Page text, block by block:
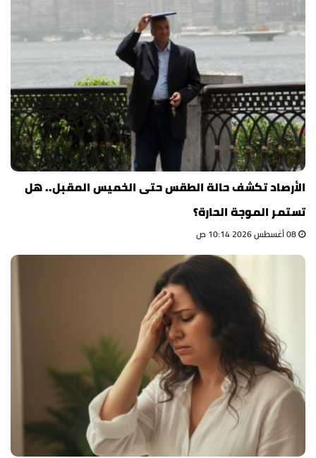
الأرصاد تكشف حالة الطقس حتى الخميس المقبل.. هل
تستمر الموجة الحارة؟